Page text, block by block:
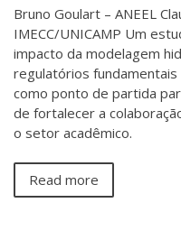
Bruno Goulart – ANEEL
IMECC/UNICAMP Um
impacto da modelagem
regulatórios
como ponto de partida
de fortalecer a
o setor acadêmico.
Read more